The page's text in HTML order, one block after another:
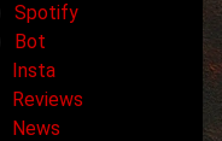
Spotify
Bot
Insta
Reviews
News